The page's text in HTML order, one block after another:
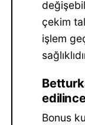
çekim
işlem
Bonus